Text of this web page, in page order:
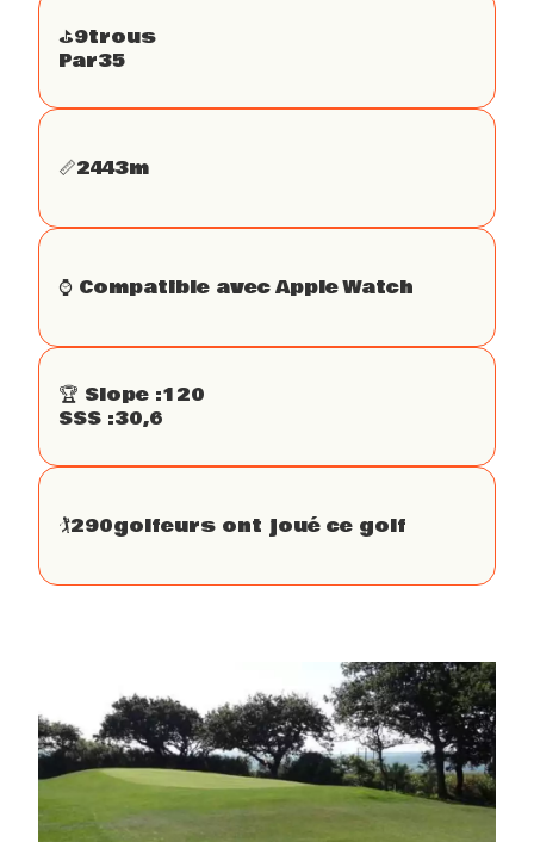
⛳️9trous
Par35
📏2443m
⌚️ Compatible avec Apple Watch
🏆 Slope :120
SSS :30,6
🏌290golfeurs ont joué ce golf